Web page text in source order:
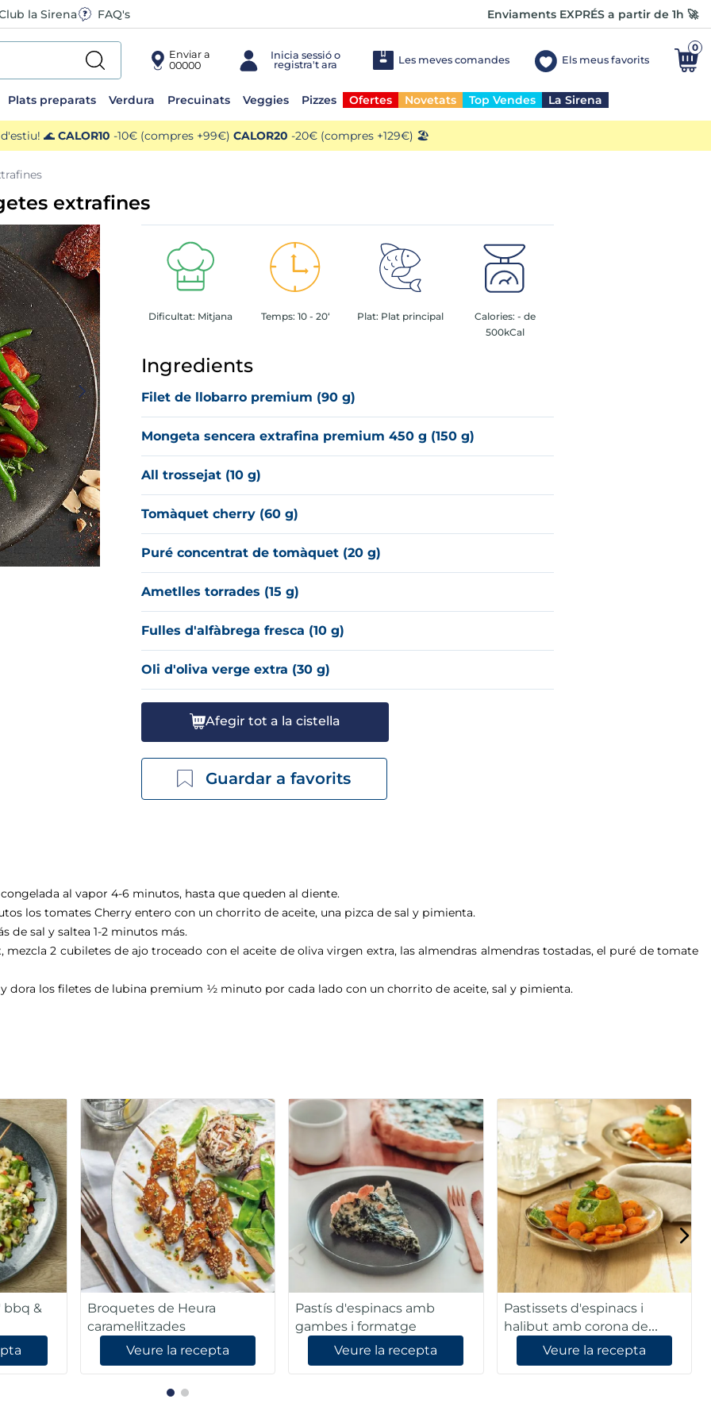
la Sirena FAQ's Enviaments EXPRÉS a partir de 1h 🚀
Enviar a
00000
Les meves comandes Els meus favorits
0
Plats preparats Verdura Precuinats Veggies Pizzes Ofertes Novetats Top Vendes La Sirena
🌊 CALOR10 -10€ (compres +99€) CALOR20 -20€ (compres +129€) 🏖️
extrafines
Dificultat: Mitjana Temps: 10 - 20‘ Plat: Plat principal Calories: - de
500kCal
Ingredients
Filet de llobarro premium (90 g)
Mongeta sencera extrafina premium 450 g (150 g)
All trossejat (10 g)
Tomàquet cherry (60 g)
Puré concentrat de tomàquet (20 g)
Ametlles torrades (15 g)
Fulles d'alfàbrega fresca (10 g)
Oli d'oliva verge extra (30 g)
Afegir tot a la cistella
Guardar a favorits
al vapor 4-6 minutos, hasta que queden al diente.
los tomates Cherry entero con un chorrito de aceite, una pizca de sal y pimienta.
de sal y saltea 1-2 minutos más.
2 cubiletes de ajo troceado con el aceite de oliva virgen extra, lasalmendras almendras tostadas, el puré de tomate
dora los filetes de lubina premium ½ minuto por cada lado con un chorrito de aceite, sal y pimienta.
bbq &
Broquetes de Heura
caramel·litzades
Veure la recepta
Pastís d'espinacs amb
gambes i formatge
Veure la recepta
Pastissets d'espinacs i
halibut amb corona de
pastanagues
Veure la recepta